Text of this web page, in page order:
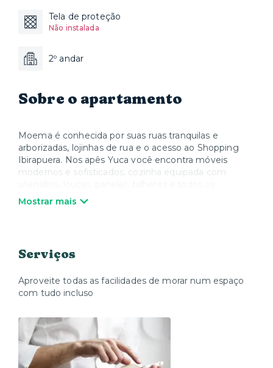
Tela de proteção
Não instalada
2º andar
Sobre o apartamento
Moema é conhecida por suas ruas tranquilas e
arborizadas, lojinhas de rua e o acesso ao Shopping
Ibirapuera. Nos apês Yuca você encontra móveis
modernos e sofisticados, cozinha equipada com
eletrodomésticos, além de Smart TV e Wi-Fi. Quando
Mostrar mais
Serviços
Aproveite todas as facilidades de morar num espaço
com tudo incluso